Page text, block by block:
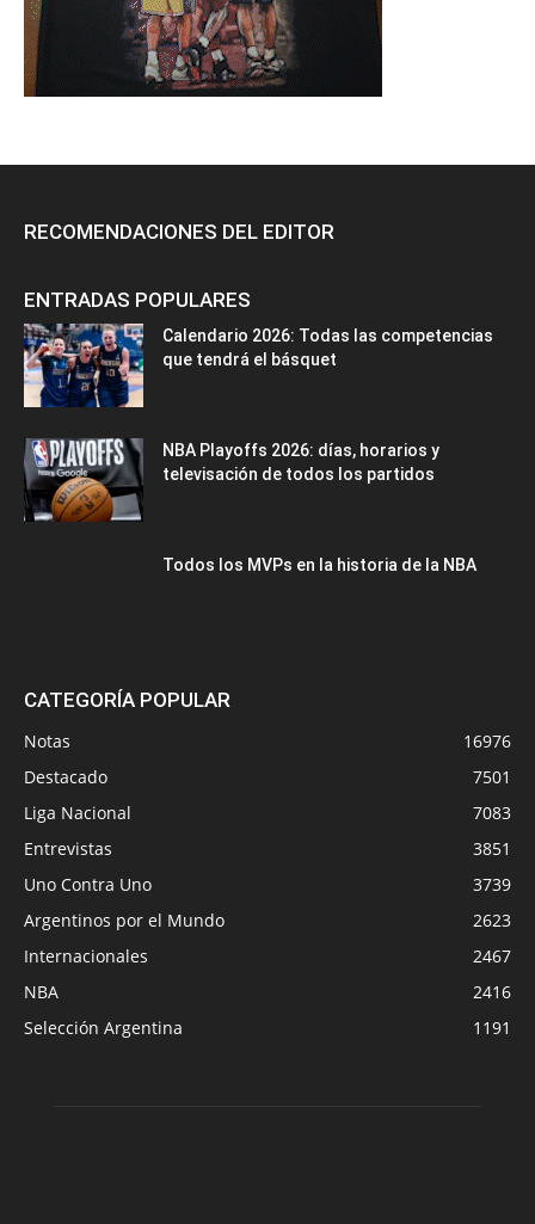
RECOMENDACIONES DEL EDITOR
ENTRADAS POPULARES
Calendario 2026: Todas las competencias
que tendrá el básquet
NBA Playoffs 2026: días, horarios y
televisación de todos los partidos
Todos los MVPs en la historia de la NBA
CATEGORÍA POPULAR
Notas
16976
Destacado
7501
Liga Nacional
7083
Entrevistas
3851
Uno Contra Uno
3739
Argentinos por el Mundo
2623
Internacionales
2467
NBA
2416
Selección Argentina
1191